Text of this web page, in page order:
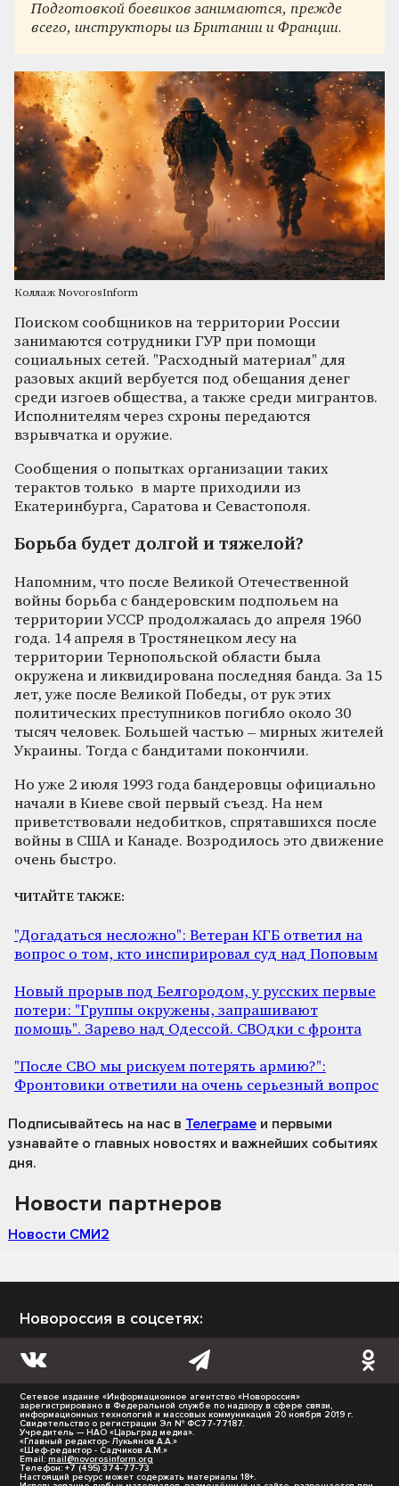
Подготовкой боевиков занимаются, прежде
всего, инструкторы из Британии и Франции.
Коллаж NovorosInform
Поиском сообщников на территории России
занимаются сотрудники ГУР при помощи
социальных сетей. "Расходный материал" для
разовых акций вербуется под обещания денег
среди изгоев общества, а также среди мигрантов.
Исполнителям через схроны передаются
взрывчатка и оружие.
Сообщения о попытках организации таких
терактов только в марте приходили из
Екатеринбурга, Саратова и Севастополя.
Борьба будет долгой и тяжелой?
Напомним, что после Великой Отечественной
войны борьба с бандеровским подпольем на
территории УССР продолжалась до апреля 1960
года. 14 апреля в Тростянецком лесу на
территории Тернопольской области была
окружена и ликвидирована последняя банда. За 15
лет, уже после Великой Победы, от рук этих
политических преступников погибло около 30
тысяч человек. Большей частью – мирных жителей
Украины. Тогда с бандитами покончили.
Но уже 2 июля 1993 года бандеровцы официально
начали в Киеве свой первый съезд. На нем
приветствовали недобитков, спрятавшихся после
войны в США и Канаде. Возродилось это движение
очень быстро.
ЧИТАЙТЕ ТАКЖЕ:
"Догадаться несложно": Ветеран КГБ ответил на
вопрос о том, кто инспирировал суд над Поповым
Новый прорыв под Белгородом, у русских первые
потери: "Группы окружены, запрашивают
помощь". Зарево над Одессой. СВОдки с фронта
"После СВО мы рискуем потерять армию?":
Фронтовики ответили на очень серьезный вопрос
Подписывайтесь на нас в Телеграме и первыми
узнавайте о главных новостях и важнейших событиях
дня.
Новости партнеров
Новости СМИ2
Новороссия в соцсетях:
Сетевое издание «Информационное агентство «Новороссия»
зарегистрировано в Федеральной службе по надзору в сфере связи,
информационных технологий и массовых коммуникаций 20 ноября 2019 г.
Свидетельство о регистрации Эл № ФС77-77187.
Учредитель — НАО «Царьград медиа».
«Главный редактор- Лукьянов А.А.»
«Шеф-редактор - Садчиков А.М.»
Email: mail@novorosinform.org
Телефон: +7 (495) 374-77-73
Настоящий ресурс может содержать материалы 18+.